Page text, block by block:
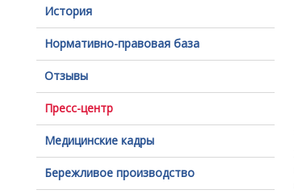
История
Нормативно-правовая база
Отзывы
Пресс-центр
Медицинские кадры
Бережливое производство